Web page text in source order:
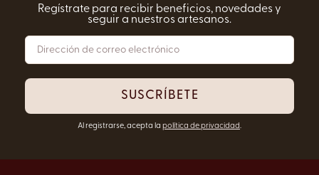
Regístrate para recibir beneficios, novedades y
seguir a nuestros artesanos.
SUSCRÍBETE
Al registrarse, acepta la política de privacidad.